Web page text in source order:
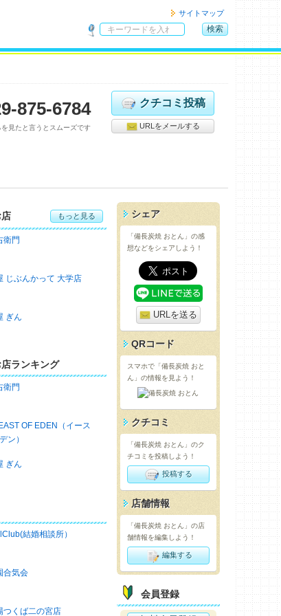
サイトマップ
内
索
検索
875-6784
見たと言うとスムーズです
クチコミ投稿
URLをメールする
もっと見る
門
じぶんかって 大学店
ぎん
ランキング
門
OF EDEN（イース
ン）
ぎん
結婚相談所）
合気会
つくば二の宮店
シェア
「備長炭焼 おとん」の感
想などをシェアしよう！
URLを送る
QRコード
スマホで「備長炭焼 おと
ん」の情報を見よう！
クチコミ
「備長炭焼 おとん」のク
チコミを投稿しよう！
投稿する
店舗情報
「備長炭焼 おとん」の店
舗情報を編集しよう！
編集する
会員登録